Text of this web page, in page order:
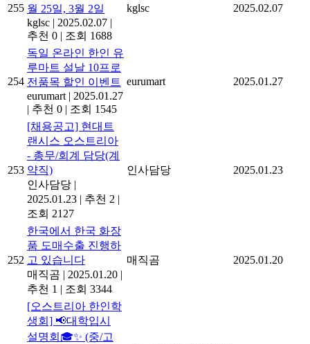
255 월 25일, 3월 2일
kglsc | 2025.02.07 |
추천 0 | 조회 1688
kglsc 2025.02.07
254
독일 온라인 한인 유
루마트 설날 10프로
전품목 할인 이벤트
eurumart | 2025.01.27
| 추천 0 | 조회 1545
eurumart 2025.01.27
253
[채용공고] 현대트
랜시스 오스트리아
- 총무/회계 담당(계
약직)
인사담당 |
2025.01.23 | 추천 2 |
조회 2127
인사담당 2025.01.23
252
한국에서 한국 화장
품 도매수출 진행하
고 있습니다
매직곰 | 2025.01.20 |
추천 1 | 조회 3344
매직곰 2025.01.20
[오스트리아 한인학
생회] 📢대학입시
설명회🎓✨ (중/고